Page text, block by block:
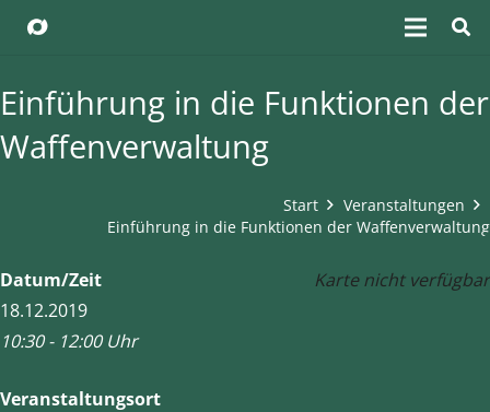
Einführung in die Funktionen der
Waffenverwaltung
Start
Veranstaltungen
Einführung in die Funktionen der Waffenverwaltung
Karte nicht verfügbar
Datum/Zeit
18.12.2019
10:30 - 12:00 Uhr
Veranstaltungsort